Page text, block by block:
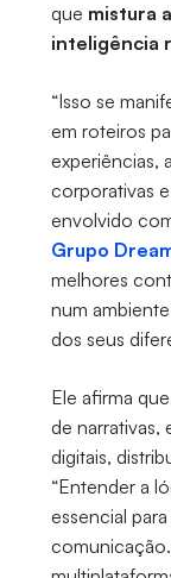
que mistura
inteligência
“Isso se
em roteiros
experiências,
corporativas
envolvido
Grupo
melhores
num
dos seus
Ele afirma
de narrativas,
digitais,
“Entender a
essencial